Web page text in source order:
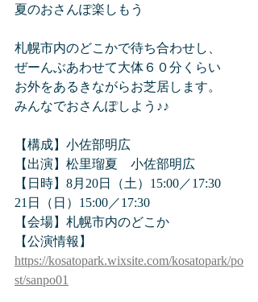
夏のおさんぽ楽しもう
札幌市内のどこかで待ち合わせし、
ぜーんぶあわせて大体６０分くらい
お外をあるきながらお芝居します。
みんなでおさんぽしよう♪♪
【構成】小佐部明広
【出演】松里瑠夏　小佐部明広
【日時】8月20日（土）15:00／17:30
21日（日）15:00／17:30
【会場】札幌市内のどこか
【公演情報】
https://kosatopark.wixsite.com/kosatopark/po
st/sanpo01